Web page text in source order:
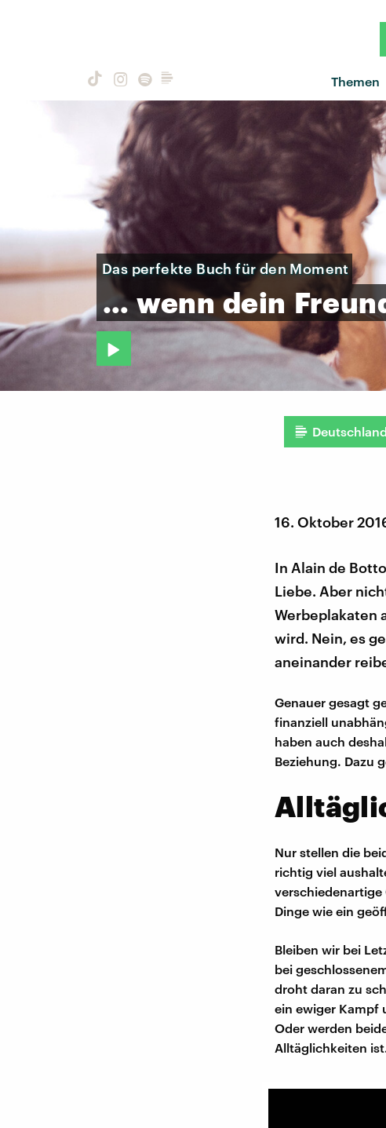
Themen
Das perfekte Buch für den Moment
… wenn dein
16. Oktober
In Alain de
Liebe. Aber
Werbeplakaten
wird. Nein, es
aneinander
Genauer gesagt
finanziell
haben auch
Beziehung. Dazu
Nur stellen die
richtig viel
Dinge wie ein
Bleiben wir bei
bei
droht daran zu
ein ewiger Kampf
Oder werden
Alltäglichkeiten